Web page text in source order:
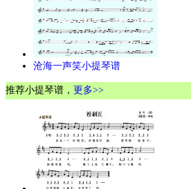
沧海一声笑小提琴谱
推荐小提琴谱， 更多>>